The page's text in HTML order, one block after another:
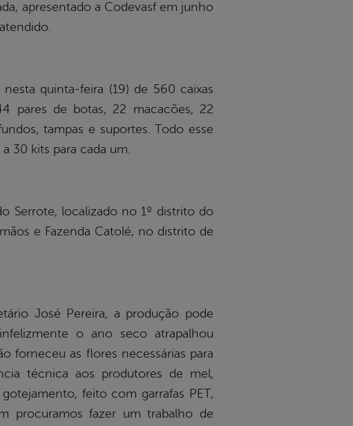
apresentado a Codevasf em junho
quinta-feira (19) de 560 caixas
pares de botas, 22 macacões, 22
tampas e suportes. Todo esse
30 kits para cada um.
Serrote, localizado no 1º distrito do
e Fazenda Catolé, no distrito de
José Pereira, a produção pode
o ano seco atrapalhou
forneceu as flores necessárias para
técnica aos produtores de mel,
feito com garrafas PET,
procuramos fazer um trabalho de